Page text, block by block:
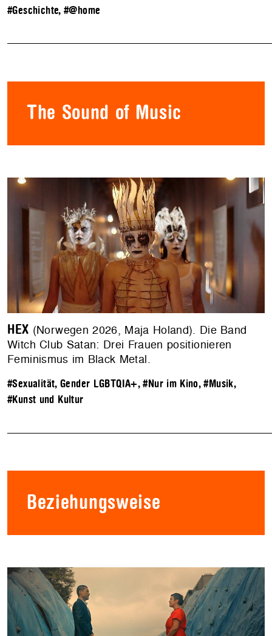
#Geschichte,#@home
The Sound of Music
HEX (Norwegen 2026, Maja Holand). Die Band
Witch Club Satan: Drei Frauen positionieren
Feminismus im Black Metal.
#Sexualität, Gender LGBTQIA+,#Nur im Kino,#Musik,
#Kunst und Kultur
Beziehungsweise